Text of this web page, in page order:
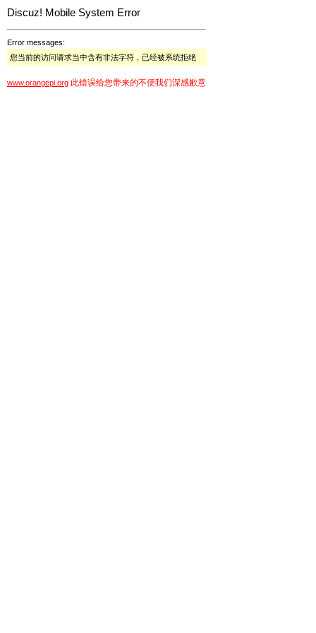
Discuz! Mobile System Error
Error messages:
您当前的访问请求当中含有非法字符，已经被系统拒绝
www.orangepi.org 此错误给您带来的不便我们深感歉意